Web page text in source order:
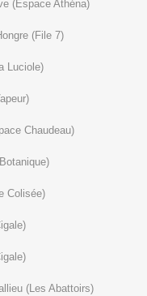
(Espace Athéna)
(File 7)
Luciole)
Chaudeau)
Colisée)
(Les Abattoirs)